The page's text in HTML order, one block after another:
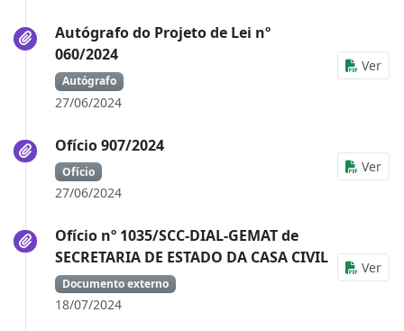
Autógrafo do Projeto de Lei nº
060/2024
Autógrafo
27/06/2024
Ver
Ofício 907/2024
Ofício
27/06/2024
Ver
Ofício nº 1035/SCC-DIAL-GEMAT de
SECRETARIA DE ESTADO DA CASA CIVIL
Documento externo
18/07/2024
Ver